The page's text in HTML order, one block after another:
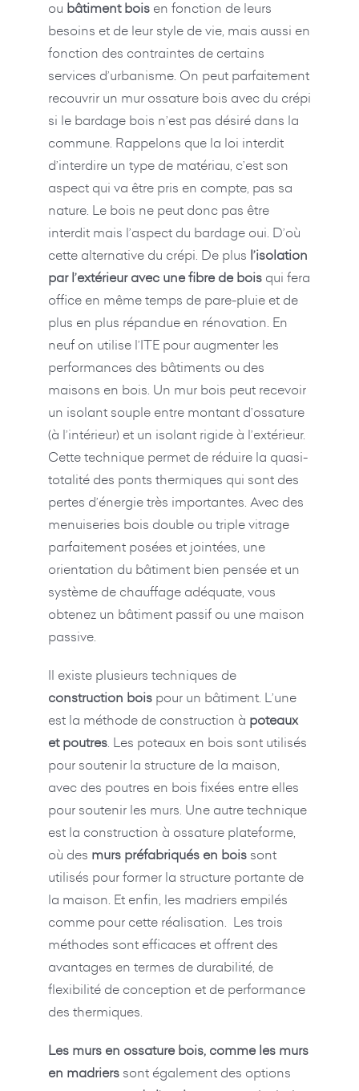
ou bâtiment boisen fonction de leurs
besoins et de leur style de vie, mais aussi en
fonction des contraintes de certains
services d’urbanisme. On peut parfaitement
recouvrir un mur ossature bois avec du crépi
si le bardage bois n’est pas désiré dans la
commune. Rappelons que la loi interdit
d’interdire un type de matériau, c’est son
aspect qui va être pris en compte, pas sa
nature. Le bois ne peut donc pas être
interdit mais l’aspect du bardage oui. D’où
cette alternative du crépi. De plus l’isolation
par l’extérieur avec une fibre de boisqui fera
office en même temps de pare-pluie et de
plus en plus répandue en rénovation. En
neuf on utilise l’ITE pour augmenter les
performances des bâtiments ou des
maisons en bois. Un mur bois peut recevoir
un isolant souple entre montant d’ossature
(à l’intérieur) et un isolant rigide à l’extérieur.
Cette technique permet de réduire la quasi-
totalité des ponts thermiques qui sont des
pertes d’énergie très importantes. Avec des
menuiseries bois double ou triple vitrage
parfaitement posées et jointées, une
orientation du bâtiment bien pensée et un
système de chauffage adéquate, vous
obtenez un bâtiment passif ou une maison
passive.
Il existe plusieurs techniques de
construction boispour un bâtiment. L’une
est la méthode de construction à poteaux
et poutres. Les poteaux en bois sont utilisés
pour soutenir la structure de la maison,
avec des poutres en bois fixées entre elles
pour soutenir les murs. Une autre technique
est la construction à ossature plateforme,
où des murs préfabriqués en boissont
utilisés pour former la structure portante de
la maison. Et enfin, les madriers empilés
comme pour cette réalisation. Les trois
méthodes sont efficaces et offrent des
avantages en termes de durabilité, de
flexibilité de conception et de performance
des thermiques.
Les murs en ossature bois, comme les murs
en madrierssont également des options